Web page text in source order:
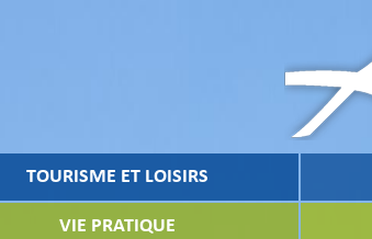
TOURISME ET LOISIRS
VIE PRATIQUE